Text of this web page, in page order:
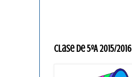
Clase de 5ºA 2015/2016